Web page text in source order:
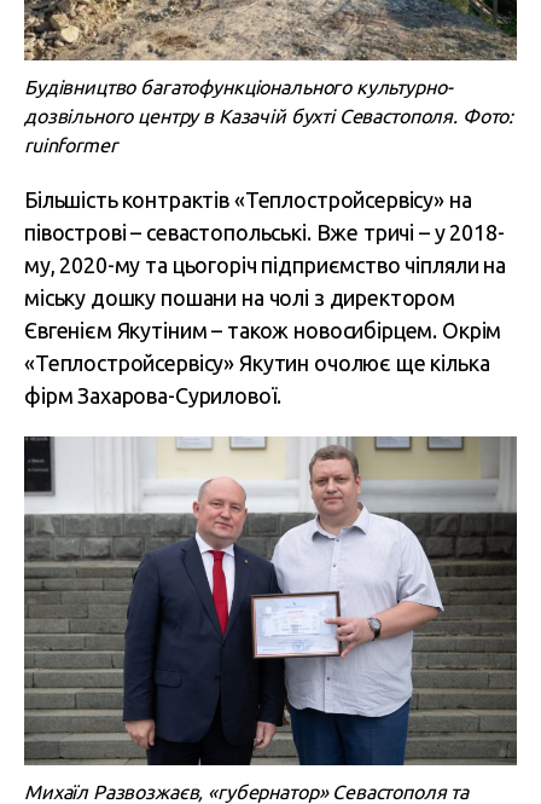
Будівництво багатофункціонального культурно-
дозвільного центру в Казачій бухті Севастополя. Фото:
ruinformer
Більшість контрактів «Теплостройсервісу» на
півострові – севастопольські. Вже тричі – у 2018-
му, 2020-му та цьогоріч підприємство чіпляли на
міську дошку пошани на чолі з директором
Євгенієм Якутіним – також новосибірцем. Окрім
«Теплостройсервісу» Якутин очолює ще кілька
фірм Захарова-Сурилової.
Михаїл Развозжаєв, «губернатор» Севастополя та